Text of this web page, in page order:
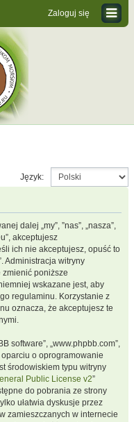
Zaloguj się
Język:
dalej „my”, ”nas”, „nasza”,
akceptujesz
ich nie akceptujesz, opuść to
Administracja witryny
zmienić poniższe
wskazane jest, aby
regulaminu. Korzystanie z
oznacza, że akceptujesz te
software”, „www.phpbb.com”,
oparciu o oprogramowanie
środowiskiem typu witryny
Public License v2”
do pobrania ze strony
ułatwia dyskusje przez
zamieszczanych w internecie